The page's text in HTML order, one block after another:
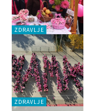
ZDRAVLJE
ZDRAVLJE